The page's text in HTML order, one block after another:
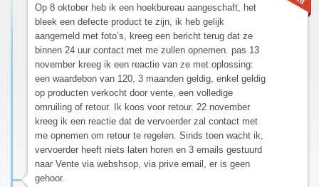
Op 8 oktober heb ik een hoekbureau aangeschaft, het
bleek een defecte product te zijn, ik heb gelijk
aangemeld met foto’s, kreeg een bericht terug dat ze
binnen 24 uur contact met me zullen opnemen. pas 13
november kreeg ik een reactie van ze met oplossing:
een waardebon van 120, 3 maanden geldig, enkel geldig
op producten verkocht door vente, een volledige
omruiling of retour. Ik koos voor retour. 22 november
kreeg ik een reactie dat de vervoerder zal contact met
me opnemen om retour te regelen. Sinds toen wacht ik,
vervoerder heeft niets laten horen en 3 emails gestuurd
naar Vente via webshsop, via prive email, er is geen
gehoor.